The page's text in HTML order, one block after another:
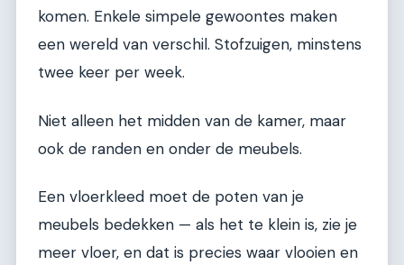
komen. Enkele simpele gewoontes maken
een wereld van verschil. Stofzuigen, minstens
twee keer per week.
Niet alleen het midden van de kamer, maar
ook de randen en onder de meubels.
Een vloerkleed moet de poten van je
meubels bedekken — als het te klein is, zie je
meer vloer, en dat is precies waar vlooien en